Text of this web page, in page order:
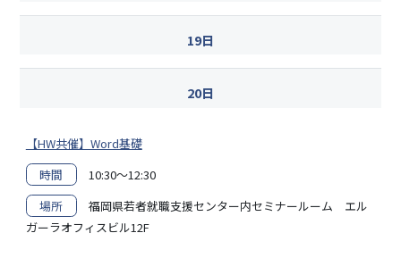
19日
20日
【HW共催】Word基礎
時間
10:30～12:30
場所
福岡県若者就職支援センター内セミナールーム エル
ガーラオフィスビル12F